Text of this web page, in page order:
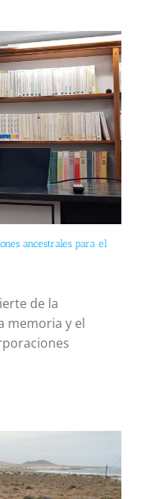
ancestrales para el
de la
memoria y el